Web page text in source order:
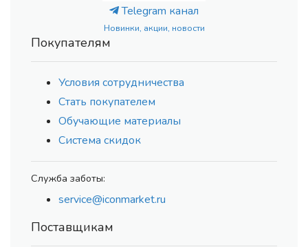
Telegram канал
Новинки, акции, новости
Покупателям
Условия сотрудничества
Стать покупателем
Обучающие материалы
Система скидок
Служба заботы:
service@iconmarket.ru
Поставщикам